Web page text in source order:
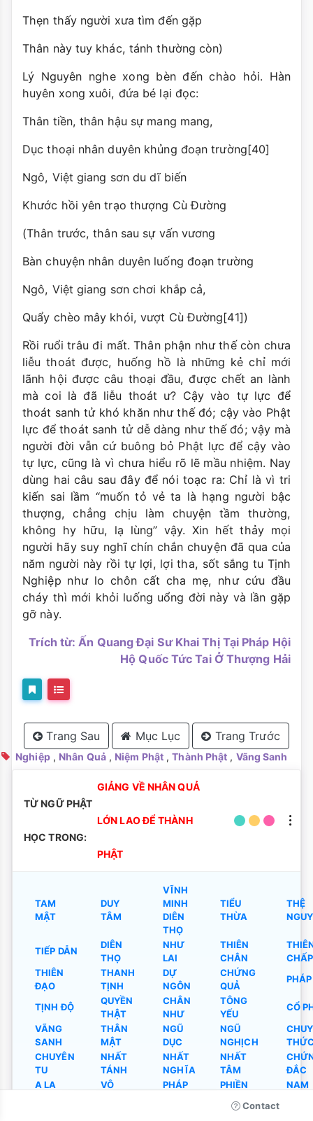
Thẹn thấy người xưa tìm đến gặp
Thân này tuy khác, tánh thường còn)
Lý Nguyên nghe xong bèn đến chào hỏi. Hàn
huyên xong xuôi, đứa bé lại đọc:
Thân tiền, thân hậu sự mang mang,
Dục thoại nhân duyên khủng đoạn trường[40]
Ngô, Việt giang sơn du dĩ biến
Khước hồi yên trạo thượng Cù Đường
(Thân trước, thân sau sự vấn vương
Bàn chuyện nhân duyên luống đoạn trường
Ngô, Việt giang sơn chơi khắp cả,
Quẩy chèo mây khói, vượt Cù Đường[41])
Rồi ruổi trâu đi mất. Thân phận như thế còn chưa
liễu thoát được, huống hồ là những kẻ chỉ mới
lãnh hội được câu thoại đầu, được chết an lành
mà coi là đã liễu thoát ư? Cậy vào tự lực để
thoát sanh tử khó khăn như thế đó; cậy vào Phật
lực để thoát sanh tử dễ dàng như thế đó; vậy mà
người đời vẫn cứ buông bỏ Phật lực để cậy vào
tự lực, cũng là vì chưa hiểu rõ lẽ mầu nhiệm. Nay
dùng hai câu sau đây để nói toạc ra: Chỉ là vì tri
kiến sai lầm “muốn tỏ vẻ ta là hạng người bậc
thượng, chẳng chịu làm chuyện tầm thường,
không hy hữu, lạ lùng” vậy. Xin hết thảy mọi
người hãy suy nghĩ chín chắn chuyện đã qua của
năm người này rồi tự lợi, lợi tha, sốt sắng tu Tịnh
Nghiệp như lo chôn cất cha mẹ, như cứu đầu
cháy thì mới khỏi luống uổng đời này và lần gặp
gỡ này.
Trích từ: Ấn Quang Đại Sư Khai Thị Tại Pháp Hội
Hộ Quốc Tức Tai Ở Thượng Hải
Trang Sau Mục Lục Trang Trước
Nghiệp , Nhân Quả , Niệm Phật ,Thành Phật , Vãng Sanh
TỪ NGỮ PHẬT
HỌC TRONG:
GIẢNG VỀ NHÂN QUẢ
LỚN LAO ĐỂ THÀNH
PHẬT
TAM
MẬT
DUY
TÂM
VĨNH
MINH
DIÊN
THỌ
TIỂU
THỪA
THỆ
TIẾP DẪN
DIÊN
THỌ
NHƯ
LAI
THIÊN
CHÂN
CHẤP
THIÊN
ĐẠO
THANH
TỊNH
DỰ
NGÔN
CHỨNG
QUẢ
TỊNH ĐỘ
QUYỀN
THẬT
CHÂN
NHƯ
TÔNG
YẾU
CỔ
VÃNG
SANH
THÂN
MẬT
NGŨ
DỤC
NGŨ
NGHỊCH
CHUYÊN
TU
NHẤT
TÁNH
NHẤT
NGHĨA
NHẤT
TÂM
ĐẮC
A LA
VÔ
PHÁP
PHIỀN
NAM
THÀNH
Contact